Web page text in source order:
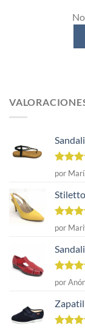
con
por
con
por
con
por